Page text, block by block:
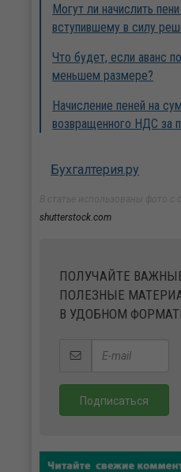
Могут ли начислить
вступившему в силу
Что будет, если аванс
меньшем размере?
Начисление пеней на
возвращенного НДС за
Бухгалтерия.ру
shutterstock.com
ПОЛУЧАЙТЕ
ПОЛЕЗНЫЕ
В УДОБНОМ